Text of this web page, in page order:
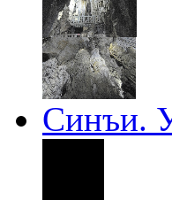
Синъи.